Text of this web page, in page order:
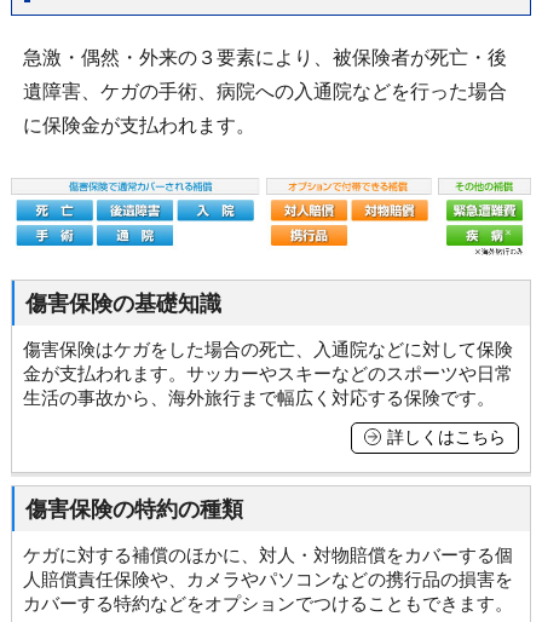
急激・偶然・外来の３要素により、被保険者が死亡・後
遺障害、ケガの手術、病院への入通院などを行った場合
に保険金が支払われます。
傷害保険の基礎知識
傷害保険はケガをした場合の死亡、入通院などに対して保険
金が支払われます。サッカーやスキーなどのスポーツや日常
生活の事故から、海外旅行まで幅広く対応する保険です。
詳しくはこちら
傷害保険の特約の種類
ケガに対する補償のほかに、対人・対物賠償をカバーする個
人賠償責任保険や、カメラやパソコンなどの携行品の損害を
カバーする特約などをオプションでつけることもできます。